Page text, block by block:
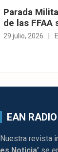
Parada
de las FFAA
29 julio, 2026
EAN RADIO
Nuestra revista